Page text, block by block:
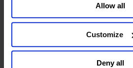
Sell or Share My Personal
the website. You must opt-out of
browser. For additional information
general collection and use of
Allow all
Customize
Deny all
投资银行、企业银行与金融市
数字化资产、加密货币与Web 3
财富管理